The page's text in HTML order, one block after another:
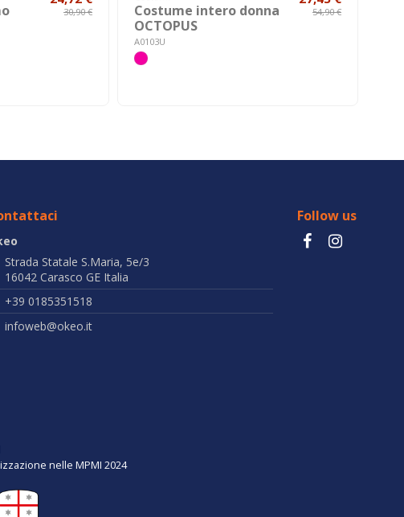
30,90 €
Costume intero donna
OCTOPUS
A0103U
54,90 €
Strada Statale S.Maria, 5e/3
16042 Carasco GE Italia
+39 0185351518
infoweb@okeo.it
Follow us
nelle MPMI 2024